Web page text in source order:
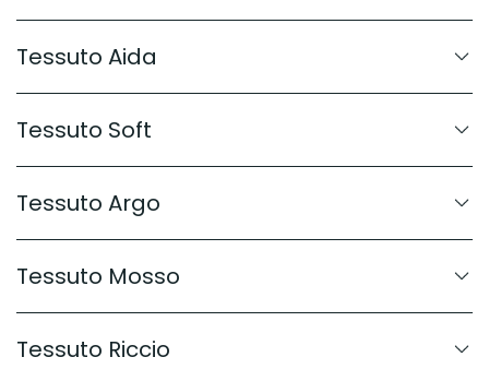
Tessuto Aida
Tessuto Soft
Tessuto Argo
Tessuto Mosso
Tessuto Riccio